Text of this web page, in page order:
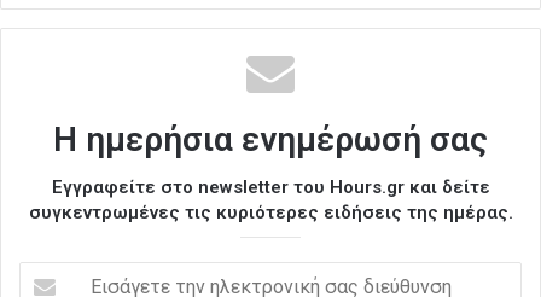
Η ημερήσια ενημέρωσή σας
Εγγραφείτε στο newsletter του Hours.gr και δείτε
συγκεντρωμένες τις κυριότερες ειδήσεις της ημέρας.